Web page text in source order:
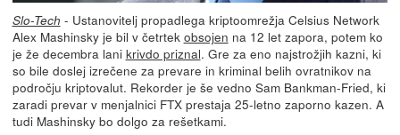
Slo-Tech - Ustanovitelj propadlega kriptoomrežja Celsius Network
Alex Mashinsky je bil v četrtek obsojen na 12 let zapora, potem ko
je že decembra lani krivdo priznal. Gre za eno najstrožjih kazni, ki
so bile doslej izrečene za prevare in kriminal belih ovratnikov na
področju kriptovalut. Rekorder je še vedno Sam Bankman-Fried, ki
zaradi prevar v menjalnici FTX prestaja 25-letno zaporno kazen. A
tudi Mashinsky bo dolgo za rešetkami.